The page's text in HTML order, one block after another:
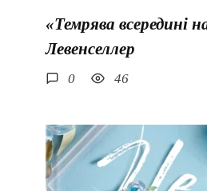
«Темрява всередині
Левенселлер
0 46